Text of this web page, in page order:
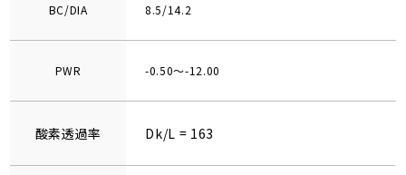
BC/DIA 8.5/14.2
PWR -0.50～-12.00
酸素透過率 Dk/L = 163